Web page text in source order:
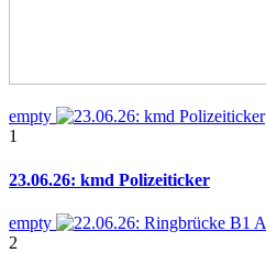
empty
1
23.06.26: kmd Polizeiticker
empty
2